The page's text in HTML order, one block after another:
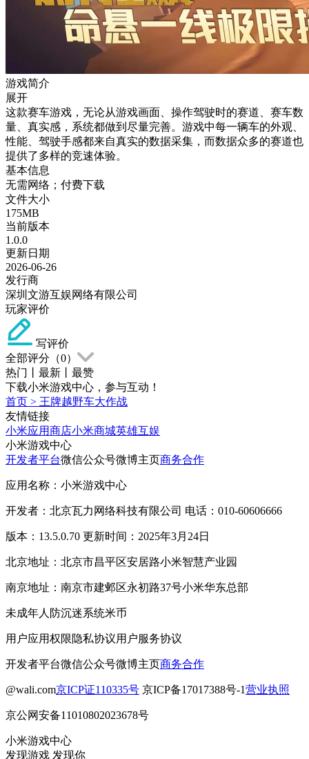
游戏简介
展开
这款赛车游戏，无论从游戏画面、操作驾驶时的赛道、赛车数
量、真实感，系统都做到尽量完善。游戏中每一辆车的外观、
性能、驾驶手感都来自真实的数据采集，而数据众多的赛道也
提供了多样的竞速体验。
基本信息
无需网络；付费下载
文件大小
175MB
当前版本
1.0.0
更新日期
2026-06-26
发行商
深圳文游互娱网络有限公司
玩家评价
写评价
全部评分（0）
热门
最新
最赞
下载小米游戏中心，参与互动！
首页 > 王牌越野车大作战
友情链接
小米应用商店小米商城英雄互娱
小米游戏中心
开发者平台微信公众号微博主页商务合作
应用名称：小米游戏中心
开发者：北京瓦力网络科技有限公司 电话：010-60606666
版本：13.5.0.70 更新时间：2025年3月24日
北京地址：北京市昌平区安居路小米智慧产业园
南京地址：南京市建邺区永初路37号小米华东总部
未成年人防沉迷系统米币
用户应用权限隐私协议用户服务协议
开发者平台微信公众号微博主页商务合作
@wali.com京ICP证110335号 京ICP备17017388号-1营业执照
京公网安备11010802023678号
小米游戏中心
发现游戏 发现你